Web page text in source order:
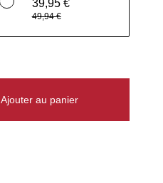
39,95 €
49,94 €
Ajouter au panier